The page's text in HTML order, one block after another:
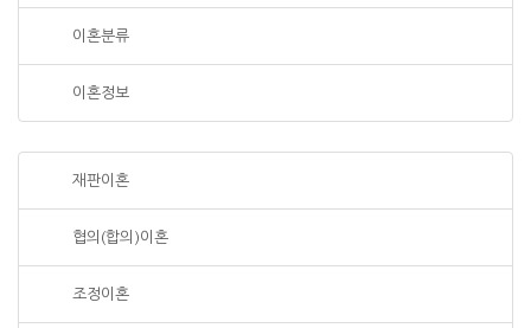
이혼분류
이혼정보
재판이혼
협의(합의)이혼
조정이혼